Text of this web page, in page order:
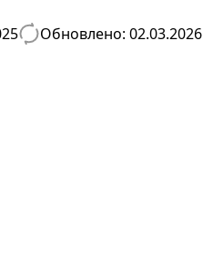
Обновлено: 02.03.2026